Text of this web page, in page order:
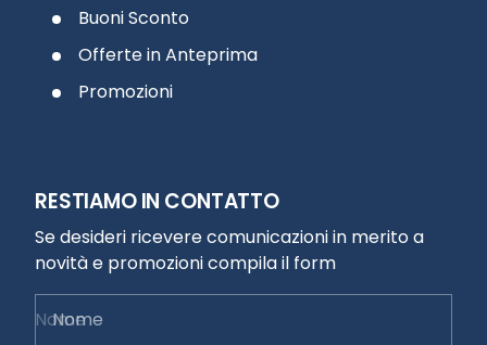
Buoni Sconto
Offerte in Anteprima
Promozioni
RESTIAMO IN CONTATTO
Se desideri ricevere comunicazioni in merito a
novità e promozioni compila il form
Nome